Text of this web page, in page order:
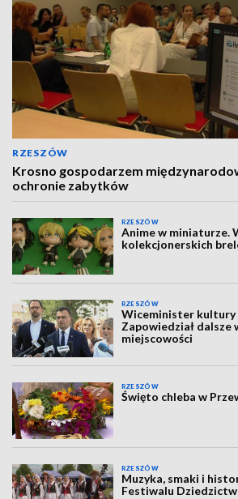
RZESZÓW
Krosno gospodarzem
ochronie zabytków
RZESZÓW
Anime w miniaturze.
kolekcjonerskich
RZESZÓW
Wiceminister kultury
Zapowiedział dalsze
miejscowości
RZESZÓW
Święto chleba w
RZESZÓW
Muzyka, smaki i
Festiwalu